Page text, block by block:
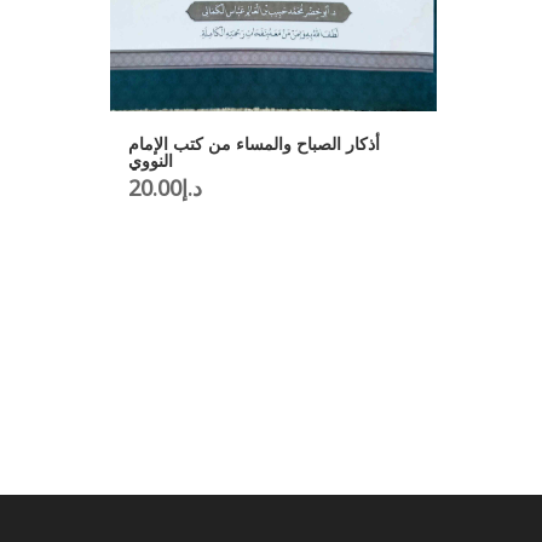
أذكار الصباح والمساء من كتب الإمام
النووي
د.إ20.00